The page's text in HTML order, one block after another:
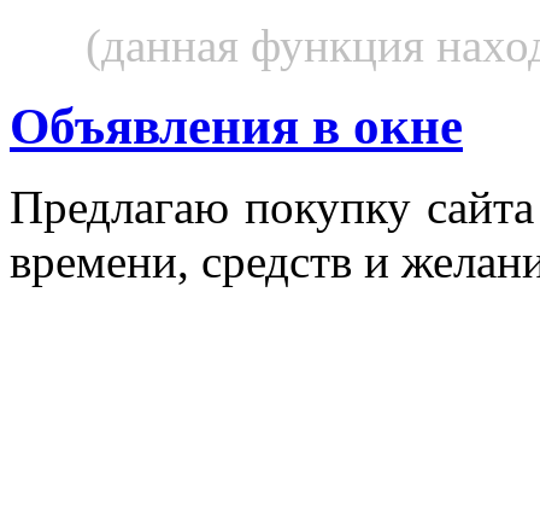
(данная функция
Объявления в окне
Пред­ла­гаю по­куп­ку
вре­мени, средств и